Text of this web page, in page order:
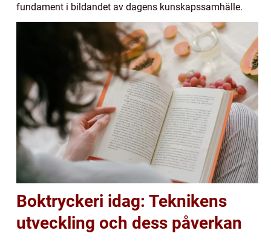
fundament i bildandet av dagens kunskapssamhälle.
Boktryckeri idag: Teknikens
utveckling och dess påverkan